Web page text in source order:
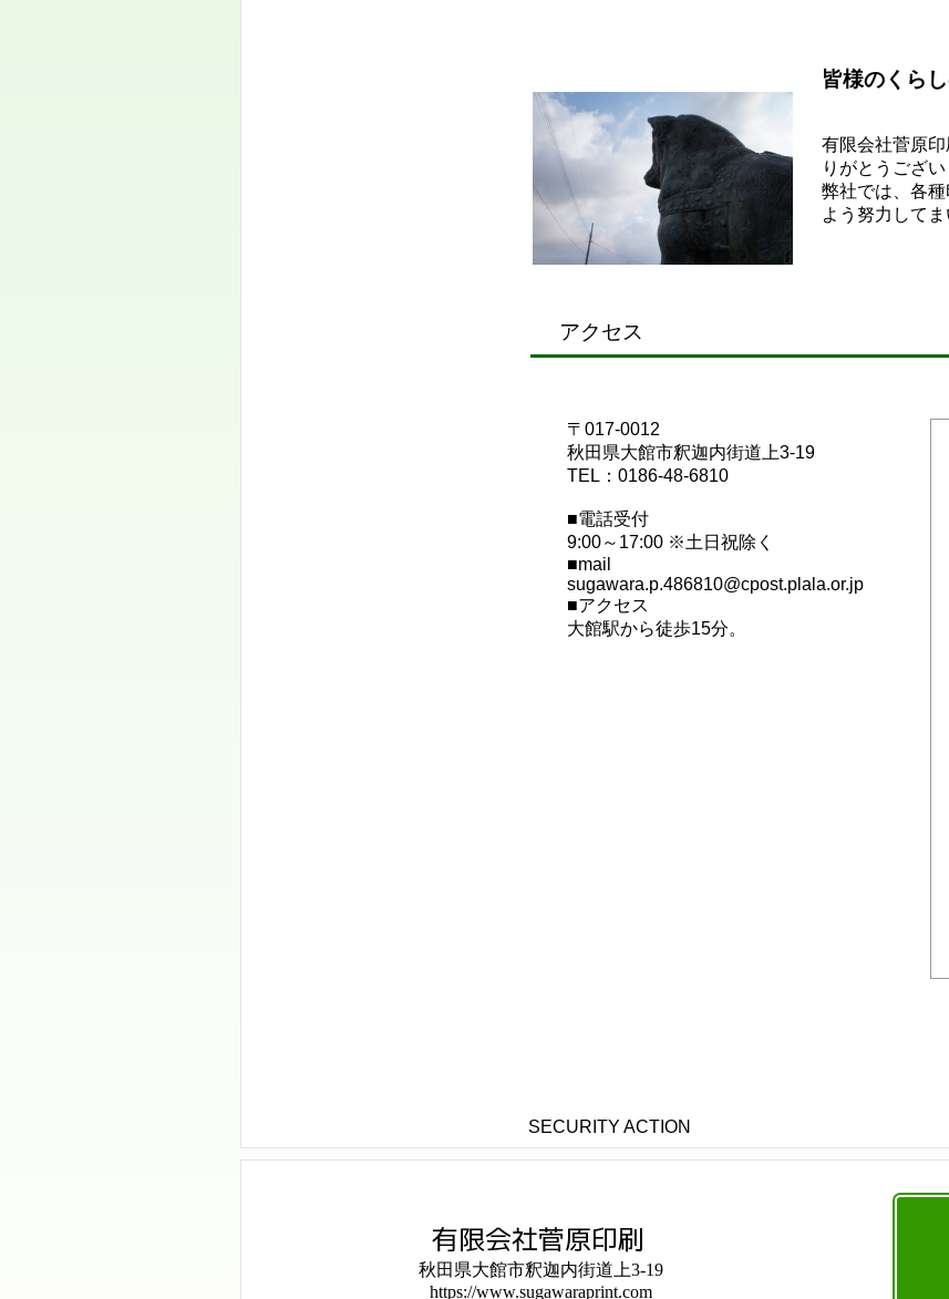
皆様のくら
有限会社菅原
りがとうござい
弊社では、各
よう努力してま
アクセス
〒017-0012
秋田県大館市釈迦内街道上3-19
TEL：0186-48-6810
■電話受付
9:00～17:00 ※土日祝除く
■mail
sugawara.p.486810@cpost.plala.or.jp
■アクセス
大館駅から徒歩15分。
SECURITY ACTION
有限会社菅原印刷
秋田県大館市釈迦内街道上3-19
https://www.sugawaraprint.com